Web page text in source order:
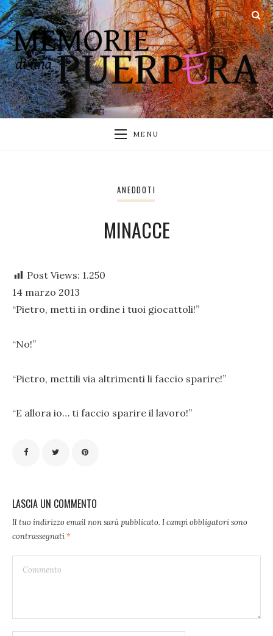
MENU
ANEDDOTI
MINACCE
Post Views: 1.250
14 marzo 2013
“Pietro, metti in ordine i tuoi giocattoli!”
“No!”
“Pietro, mettili via altrimenti li faccio sparire!”
“E allora io… ti faccio sparire il lavoro!”
LASCIA UN COMMENTO
Il tuo indirizzo email non sarà pubblicato. I campi obbligatori sono
contrassegnati*